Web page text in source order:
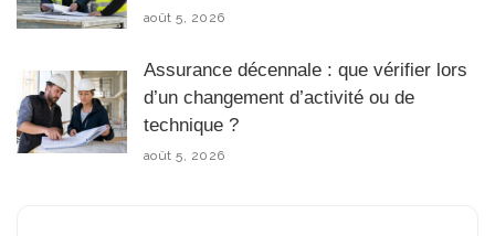
août 5, 2026
Assurance décennale : que vérifier lors
d’un changement d’activité ou de
technique ?
août 5, 2026